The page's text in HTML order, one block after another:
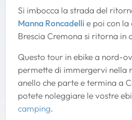
Si imbocca la strada del
Manna Roncadelli e poi con
Brescia Cremona si ritorna in
Questo tour in ebike a nord-
permette di immergervi nella
anello che parte e termina a
potete noleggiare le vostre
camping.